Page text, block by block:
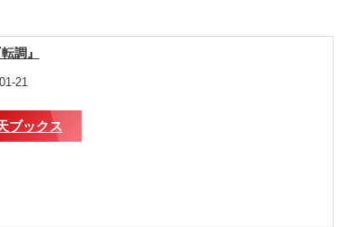
調』
21
ブックス